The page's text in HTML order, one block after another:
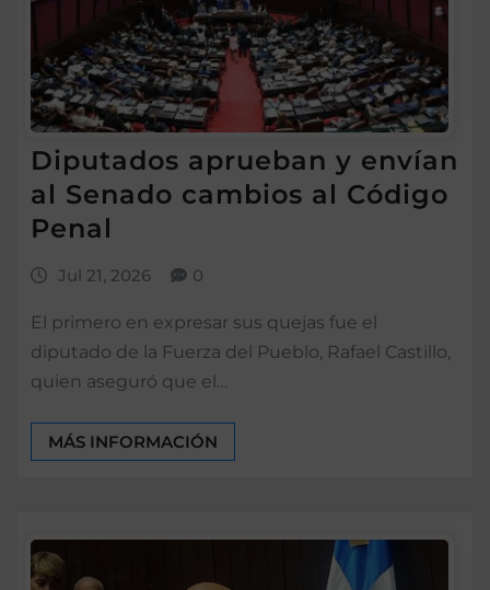
Diputados aprueban y envían
al Senado cambios al Código
Penal
Jul 21, 2026 0
El primero en expresar sus quejas fue el
diputado de la Fuerza del Pueblo, Rafael Castillo,
quien aseguró que el…
MÁS INFORMACIÓN